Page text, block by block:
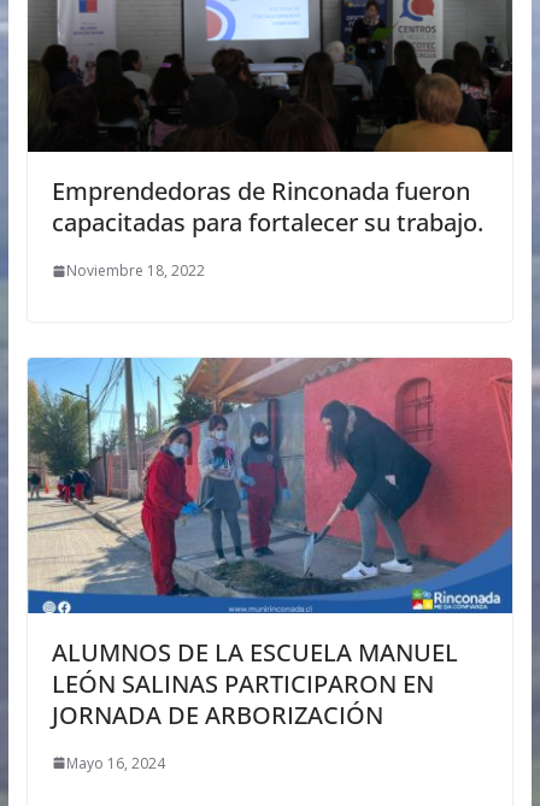
Emprendedoras de Rinconada fueron
capacitadas para fortalecer su trabajo.
Noviembre 18, 2022
ALUMNOS DE LA ESCUELA MANUEL
LEÓN SALINAS PARTICIPARON EN
JORNADA DE ARBORIZACIÓN
Mayo 16, 2024